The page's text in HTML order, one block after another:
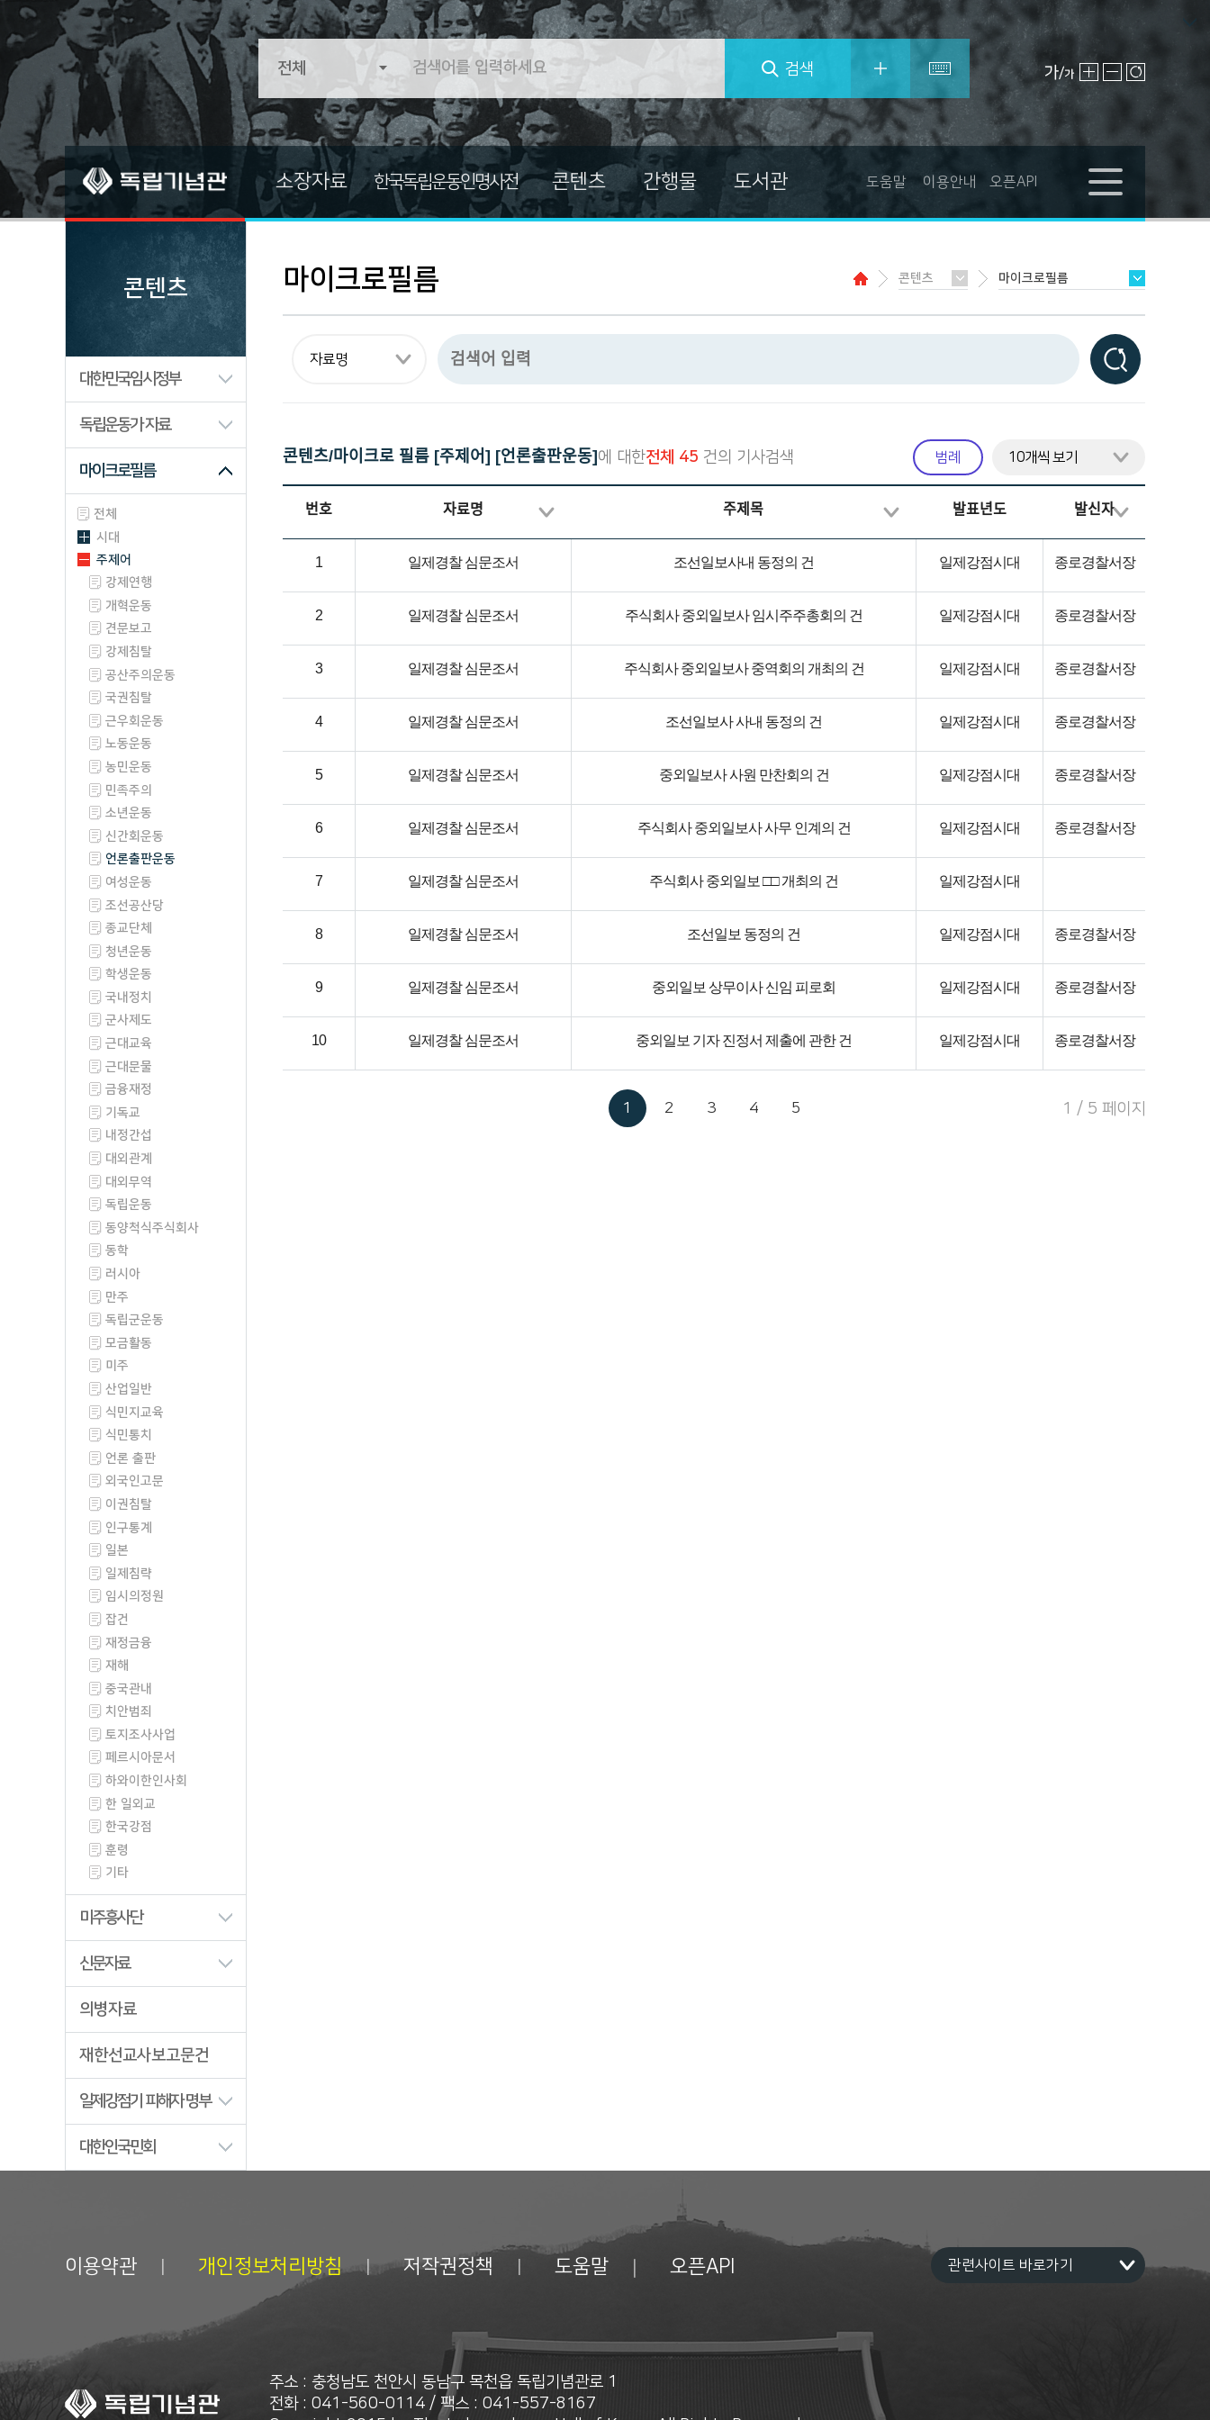
검색
소장자료
소장자료
문서류
문화/예술/종교
생활류
군사류
산업/생업류
과학/기술류
동영상류
기증자료
한국독립운동인명사전 콘텐츠
미주흥사단
신문자료
의병자료
대한인국민회
간행물
발간자료총서
한국독립운동사 연구
도서관 도움말 이용안내 오픈API
콘텐츠
대한민국임시정부
독립운동가 자료
마이크로필름
전체
시대
주제어
강제연행
개혁운동
견문보고
강제침탈
공산주의운동
국권침탈
근우회운동
노동운동
농민운동
민족주의
소년운동
신간회운동
언론출판운동
여성운동
조선공산당
종교단체
청년운동
학생운동
국내정치
군사제도
근대교육
근대문물
금융재정
기독교
내정간섭
대외관계
대외무역
독립운동
동양척식주식회사
동학
러시아
만주
독립군운동
모금활동
미주
산업일반
식민지교육
식민통치
언론 출판
외국인고문
이권침탈
인구통계
일본
일제침략
임시의정원
잡건
재정금융
재해
중국관내
치안범죄
토지조사사업
페르시아문서
하와이한인사회
한 일외교
한국강점
훈령
기타
미주흥사단
신문자료
의병자료
재한선교사보고문건
일제강점기 피해자 명부
대한인국민회
마이크로필름
콘텐츠/마이크로 필름 [주제어] [언론출판운동] 에 대한전체 45 건의 기사검색 범례
번호 자료명 주제목 발표년도 발신자
1 일제경찰 심문조서 조선일보사내 동정의 건 일제강점시대 종로경찰서장
2 일제경찰 심문조서 주식회사 중외일보사 임시주주총회의 건 일제강점시대 종로경찰서장
3 일제경찰 심문조서 주식회사 중외일보사 중역회의 개최의 건 일제강점시대 종로경찰서장
4 일제경찰 심문조서 조선일보사 사내 동정의 건 일제강점시대 종로경찰서장
5 일제경찰 심문조서 중외일보사 사원 만찬회의 건 일제강점시대 종로경찰서장
6 일제경찰 심문조서 주식회사 중외일보사 사무 인계의 건 일제강점시대 종로경찰서장
7 일제경찰 심문조서 주식회사 중외일보 □□ 개최의 건 일제강점시대
8 일제경찰 심문조서 조선일보 동정의 건 일제강점시대 종로경찰서장
9 일제경찰 심문조서 중외일보 상무이사 신임 피로회 일제강점시대 종로경찰서장
10 일제경찰 심문조서 중외일보 기자 진정서 제출에 관한 건 일제강점시대 종로경찰서장
1 2 3 4 5 1 / 5 페이지
이용약관 개인정보처리방침 저작권정책 도움말 오픈API
주소 : 충청남도 천안시 동남구 목천읍 독립기념관로 1
전화 : 041-560-0114 / 팩스 : 041-557-8167